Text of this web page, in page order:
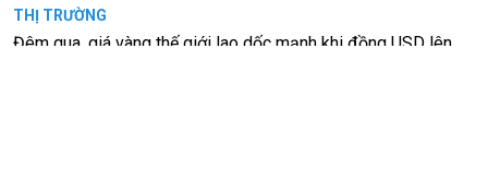
THỊ TRƯỜNG
Đêm qua, giá vàng thế giới lao dốc mạnh khi đồng USD lên